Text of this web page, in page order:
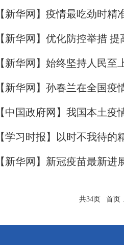
【新华网】疫情最吃劲时
【新华网】优化防控举措
【新华网】始终坚持人民
【新华网】孙春兰在全国
【中国政府网】我国本土
【学习时报】以时不我待
【新华网】新冠疫苗最新
共34页 首页